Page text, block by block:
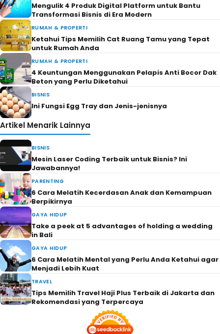
Mengulik 4 Produk Digital Platform untuk Bantu
Transformasi Bisnis di Era Modern
RUMAH & PROPERTI
Ketahui Tips Memilih Cat Ruang Tamu yang Tepat
untuk Rumah Anda
RUMAH & PROPERTI
4 Keuntungan Menggunakan Pelapis Anti Bocor Dak
Beton yang Perlu Diketahui
BISNIS
Ini Fungsi Egg Tray dan Jenis-jenisnya
Artikel Menarik Lainnya
BISNIS
Mesin Laser Coding Terbaik untuk Bisnis? Ini
Jawabannya!
PARENTING
6 Cara Melatih Kecerdasan Anak dan Kemampuan
Berpikirnya
GAYA HIDUP
Take a peek at 5 advantages of holding a wedding
in Bali
GAYA HIDUP
6 Cara Melatih Mental yang Perlu Anda Ketahui agar
Menjadi Lebih Kuat
TRAVEL
Tips Memilih Travel Haji Plus Terbaik di Jakarta dan
Rekomendasi yang Terpercaya